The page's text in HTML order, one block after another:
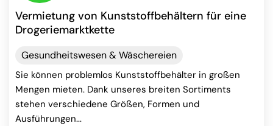
Vermietung von Kunststoffbehältern für eine
Drogeriemarktkette
Gesundheitswesen & Wäschereien
Sie können problemlos Kunststoffbehälter in großen
Mengen mieten. Dank unseres breiten Sortiments
stehen verschiedene Größen, Formen und
Ausführungen...